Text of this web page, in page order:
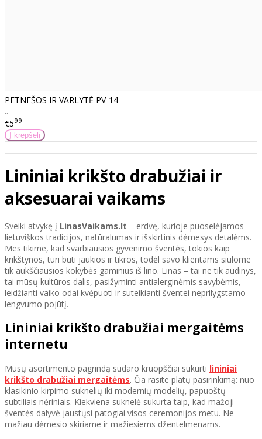
PETNEŠOS IR VARLYTĖ PV-14
..
€599
Lininiai krikšto drabužiai ir
aksesuarai vaikams
Sveiki atvykę į LinasVaikams.lt – erdvę, kurioje puoselėjamos
lietuviškos tradicijos, natūralumas ir išskirtinis dėmesys detalėms.
Mes tikime, kad svarbiausios gyvenimo šventės, tokios kaip
krikštynos, turi būti jaukios ir tikros, todėl savo klientams siūlome
tik aukščiausios kokybės gaminius iš lino. Linas – tai ne tik audinys,
tai mūsų kultūros dalis, pasižyminti antialerginėmis savybėmis,
leidžianti vaiko odai kvėpuoti ir suteikianti šventei neprilygstamo
lengvumo pojūtį.
Lininiai krikšto drabužiai mergaitėms
internetu
Mūsų asortimento pagrindą sudaro kruopščiai sukurti lininiai
krikšto drabužiai mergaitėms. Čia rasite platų pasirinkimą: nuo
klasikinio kirpimo suknelių iki modernių modelių, papuoštų
subtiliais nėriniais. Kiekviena suknelė sukurta taip, kad mažoji
šventės dalyvė jaustųsi patogiai visos ceremonijos metu. Ne
mažiau dėmesio skiriame ir mažiesiems džentelmenams.